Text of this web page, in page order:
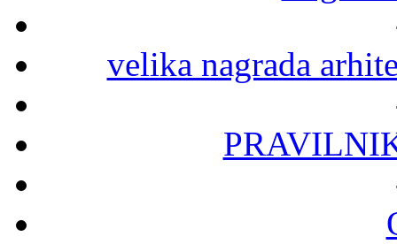
velika nagrada